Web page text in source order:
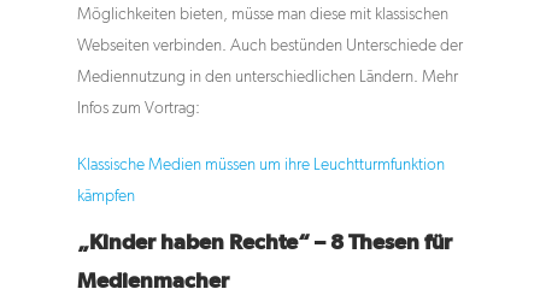
Möglichkeiten bieten, müsse man diese mit klassischen
Webseiten verbinden. Auch bestünden Unterschiede der
Mediennutzung in den unterschiedlichen Ländern. Mehr
Infos zum Vortrag:
Klassische Medien müssen um ihre Leuchtturmfunktion
kämpfen
„Kinder haben Rechte“ – 8 Thesen für
Medienmacher